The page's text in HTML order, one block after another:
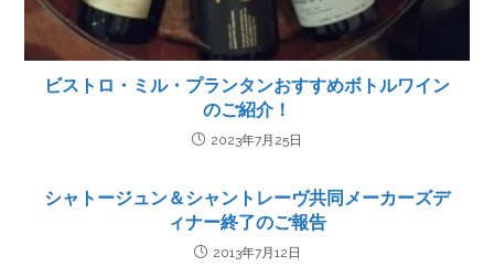
ビストロ・ミル・プランタンおすすめボトルワイン
のご紹介！
2023年7月25日
シャトージュン＆シャントレーヴ共同メーカーズデ
ィナー終了のご報告
2013年7月12日